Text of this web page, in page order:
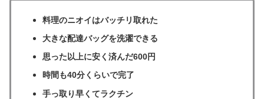
料理のニオイはバッチリ取れた
大きな配達バッグを洗濯できる
思った以上に安く済んだ600円
時間も40分くらいで完了
手っ取り早くてラクチン